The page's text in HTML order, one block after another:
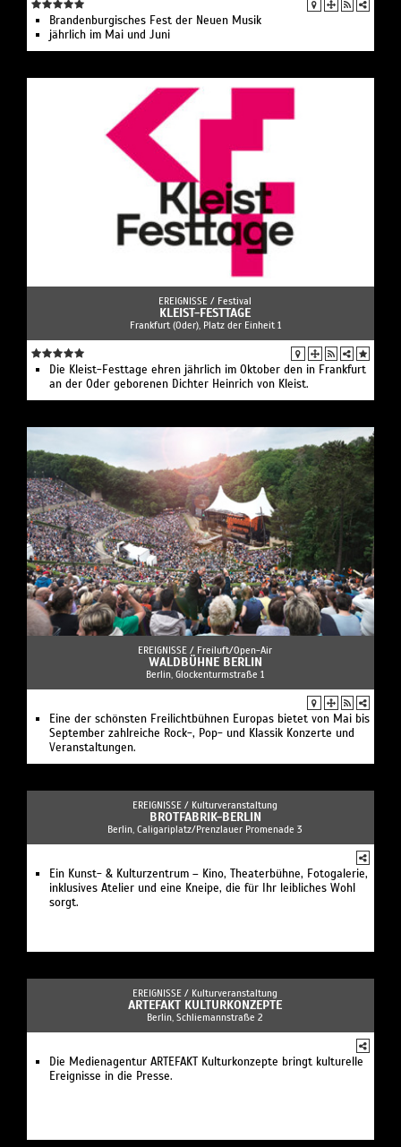
Brandenburgisches Fest der Neuen Musik
jährlich im Mai und Juni
EREIGNISSE / Festival
KLEIST-FESTTAGE
Frankfurt (Oder), Platz der Einheit 1
Die Kleist-Festtage ehren jährlich im Oktober den in Frankfurt
an der Oder geborenen Dichter Heinrich von Kleist.
EREIGNISSE / Freiluft/Open-Air
WALDBÜHNE BERLIN
Berlin, Glockenturmstraße 1
Eine der schönsten Freilichtbühnen Europas bietet von Mai bis
September zahlreiche Rock-, Pop- und Klassik Konzerte und
Veranstaltungen.
EREIGNISSE / Kulturveranstaltung
BROTFABRIK-BERLIN
Berlin, Caligariplatz/Prenzlauer Promenade 3
Ein Kunst- & Kulturzentrum – Kino, Theaterbühne, Fotogalerie,
inklusives Atelier und eine Kneipe, die für Ihr leibliches Wohl
sorgt.
EREIGNISSE / Kulturveranstaltung
ARTEFAKT KULTURKONZEPTE
Berlin, Schliemannstraße 2
Die Medienagentur ARTEFAKT Kulturkonzepte bringt kulturelle
Ereignisse in die Presse.